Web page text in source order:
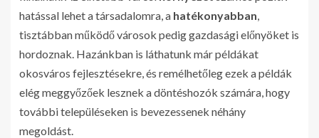
hatással lehet a társadalomra, a hatékonyabban
tisztábban működő városok pedig gazdasági előnyöket is
hordoznak. Hazánkban is láthatunk már példákat
okosváros fejlesztésekre, és remélhetőleg ezek a példák
elég meggyőzőek lesznek a döntéshozók számára, hogy
további településeken is bevezessenek néhány
megoldást.